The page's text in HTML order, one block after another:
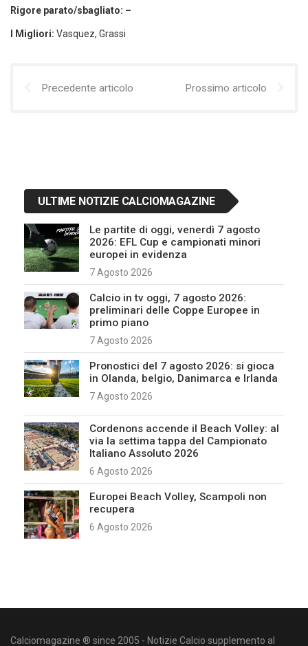
Rigore parato/sbagliato: –
I Migliori: Vasquez, Grassi
Precedente articolo Prossimo articolo
ULTIME NOTIZIE CALCIOMAGAZINE
Le partite di oggi, venerdì 7 agosto
2026: EFL Cup e campionati minori
europei in evidenza
7 Agosto 2026
Calcio in tv oggi, 7 agosto 2026:
preliminari delle Coppe Europee in
primo piano
7 Agosto 2026
Pronostici del 7 agosto 2026: si gioca
in Olanda, belgio, Danimarca e Irlanda
7 Agosto 2026
Cordenons accende il Beach Volley: al
via la settima tappa del Campionato
Italiano Assoluto 2026
6 Agosto 2026
Europei Beach Volley, Scampoli non
recupera
6 Agosto 2026
Calciomagazine ® since 2005 - Notizie Calcio supplemento al